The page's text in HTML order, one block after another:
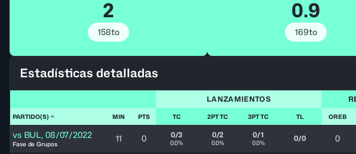
2
158to
0.9
169to
Estadísticas detalladas
LANZAMIENTOS
PARTIDO(S) MIN PTS TC 2PT TC 3PT TC TL OREB
vs BUL, 08/07/2022
Fase de Grupos
11 0 0/3
0.0%
0/2
0.0%
0/1
0.0% 0/0 0